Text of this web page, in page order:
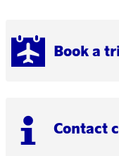
Book a
Contact